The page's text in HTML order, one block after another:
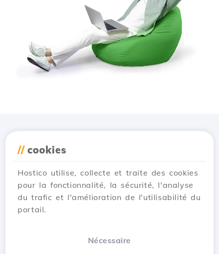
// cookies
Hostico utilise, collecte et traite des cookies
pour la fonctionnalité, la sécurité, l'analyse
du trafic et l'amélioration de l'utilisabilité du
portail.
Nécessaire